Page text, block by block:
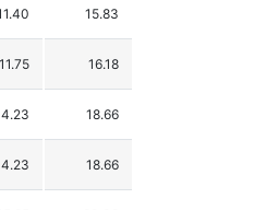
15.83
11.75 16.18
18.66
18.66